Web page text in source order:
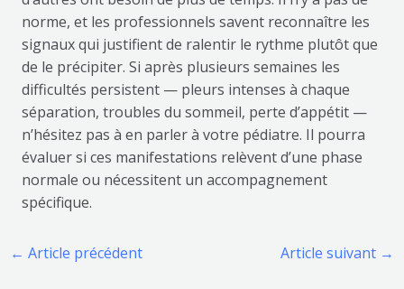
norme, et les professionnels savent reconnaître les
signaux qui justifient de ralentir le rythme plutôt que
de le précipiter. Si après plusieurs semaines les
difficultés persistent — pleurs intenses à chaque
séparation, troubles du sommeil, perte d’appétit —
n’hésitez pas à en parler à votre pédiatre. Il pourra
évaluer si ces manifestations relèvent d’une phase
normale ou nécessitent un accompagnement
spécifique.
← Article précédent Article suivant →